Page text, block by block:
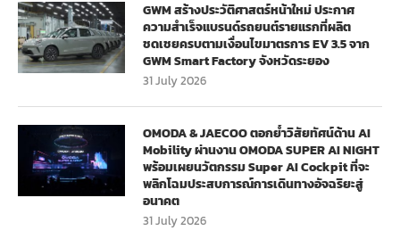
GWM สร้างประวัติศาสตร์หน้าใหม่ ประกาศ
ความสำเร็จแบรนด์รถยนต์รายแรกที่ผลิต
ชดเชยครบตามเงื่อนไขมาตรการ EV 3.5 จาก
GWM Smart Factory จังหวัดระยอง
31 July 2026
OMODA & JAECOO ตอกย้ำวิสัยทัศน์ด้าน AI
Mobility ผ่านงาน OMODA SUPER AI NIGHT
พร้อมเผยนวัตกรรม Super AI Cockpit ที่จะ
พลิกโฉมประสบการณ์การเดินทางอัจฉริยะสู่
อนาคต
31 July 2026